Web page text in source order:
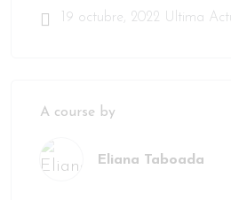
19 octubre, 2022 Ultima
A course by
Eliana Taboada